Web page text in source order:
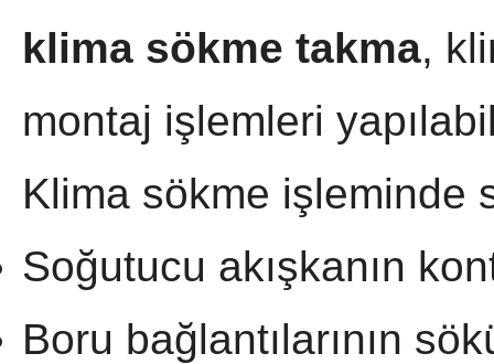
klima sökme takma,
montaj işlemleri
Klima sökme işleminde
Soğutucu akışkanın
Boru bağlantılarının